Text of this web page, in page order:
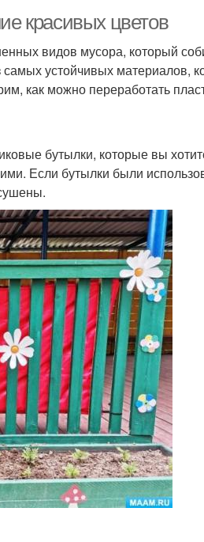
красивых цветов
видов мусора, который
устойчивых материалов,
как можно переработать
бутылки, которые вы
Если бутылки были